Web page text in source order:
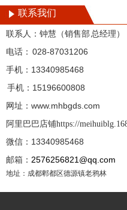
联系我们
联系人：钟慧（销售部 总经理）
电话： 028-87031206
手机：13340985468
手机： 15196600808
网址：www.mhbgds.com
阿里巴巴店铺https://
微信：13340985468
邮箱： 2576256821@qq.com
地址：成都郫都区德源镇老鸦林